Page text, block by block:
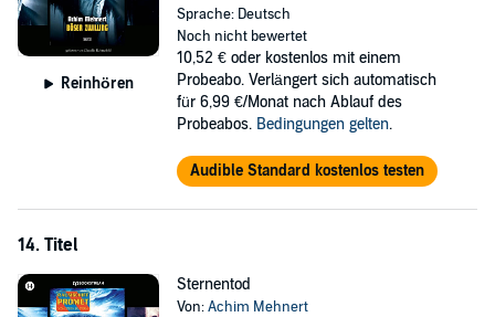
Reinhören
Sprache: Deutsch
Noch nicht bewertet
10,52 € oder kostenlos mit einem
Probeabo. Verlängert sich automatisch
für 6,99 €/Monat nach Ablauf des
Probeabos. Bedingungen gelten.
Audible Standard kostenlos testen
14. Titel
Sternentod
Von:Achim Mehnert